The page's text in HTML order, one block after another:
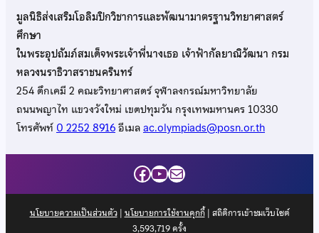
มูลนิธิส่งเสริมโอลิมปิกวิชาการและพัฒนามาตรฐานวิทยาศาสตร์
ศึกษา
ในพระอุปถัมภ์สมเด็จพระเจ้าพี่นางเธอ เจ้าฟ้ากัลยาณิวัฒนา กรม
หลวงนราธิวาสราชนครินทร์
254 ตึกเคมี 2 คณะวิทยาศาสตร์ จุฬาลงกรณ์มหาวิทยาลัย
ถนนพญาไท แขวงวังใหม่ เขตปทุมวัน กรุงเทพมหานคร 10330
โทรศัพท์0 2252 8916อีเมลac.olympiads@posn.or.th
Facebook
YouTube
Mail
นโยบายความเป็นส่วนตัว| นโยบายการใช้งานคุกกี้| สถิติการเข้าชมเว็บไซต์
3,593,719ครั้ง